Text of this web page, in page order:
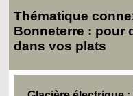
Thématique
Bonneterre : pour
dans vos plats